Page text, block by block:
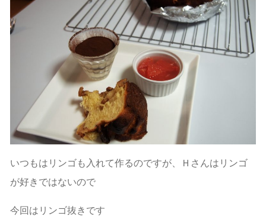
いつもはリンゴも入れて作るのですが、Ｈさんはリンゴ
が好きではないので
今回はリンゴ抜きです